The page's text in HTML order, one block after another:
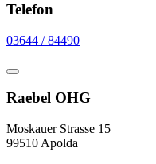
Telefon
03644 / 84490
Raebel OHG
Moskauer Strasse 15
99510 Apolda